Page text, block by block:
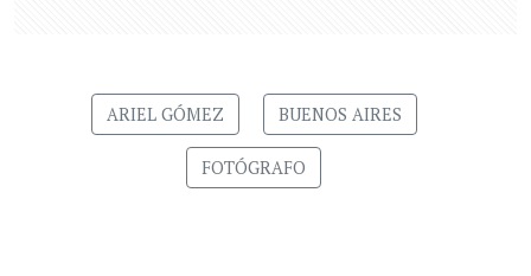
ARIEL GÓMEZ BUENOS AIRES
FOTÓGRAFO